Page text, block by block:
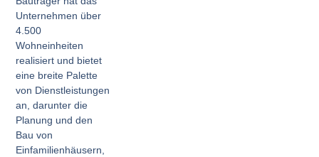
Unternehmen über
4.500
Wohneinheiten
realisiert und bietet
eine breite Palette
von Dienstleistungen
an, darunter die
Planung und den
Bau von
Einfamilienhäusern,